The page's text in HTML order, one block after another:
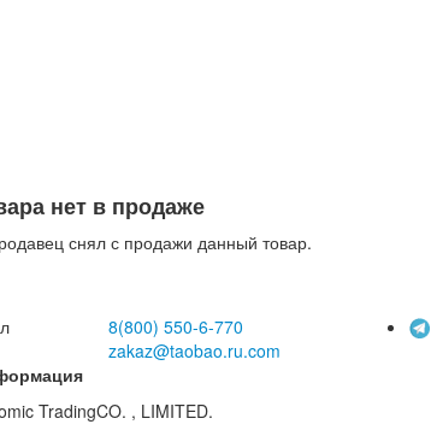
нет в продаже
снял с продажи данный товар.
8(800) 550-6-770
zakaz@taobao.ru.com
TradingCO. , LIMITED.